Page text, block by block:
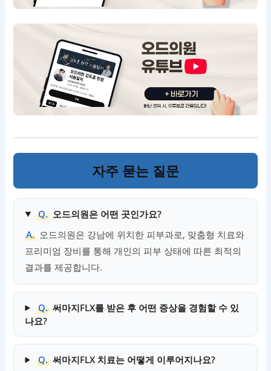
자주 묻는 질문
Q. 오드의원은 어떤 곳인가요?
A. 오드의원은 강남에 위치한 피부과로, 맞춤형 치료와
프리미엄 장비를 통해 개인의 피부 상태에 따른 최적의
결과를 제공합니다.
Q. 써마지FLX를 받은 후 어떤 증상을 경험할 수 있
나요?
Q. 써마지FLX 치료는 어떻게 이루어지나요?